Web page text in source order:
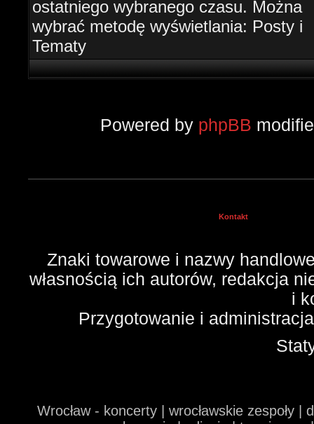
ostatniego wybranego czasu. Można
wybrać metodę wyświetlania: Posty i
Tematy
Powered by phpBB
Kontakt
Znaki towarowe i nazwy
własnością ich autorów, redakcja
i
Przygotowanie i
Wrocław - koncerty | wrocławskie zespoły